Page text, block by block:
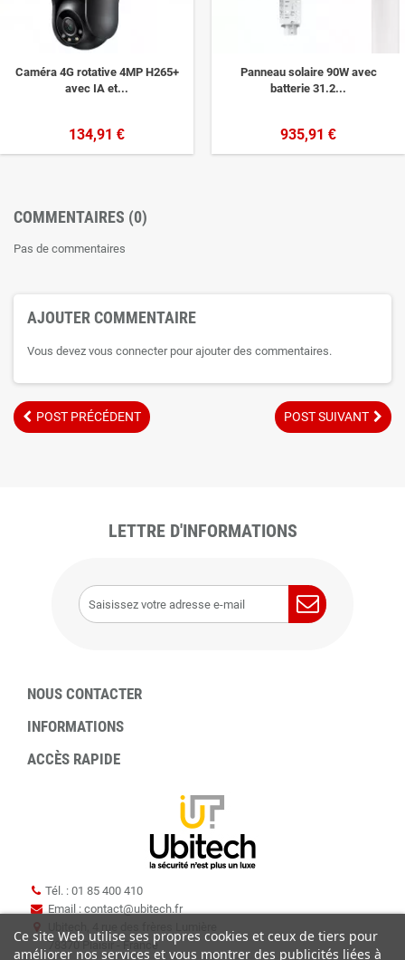
Caméra 4G rotative 4MP H265+
avec IA et...
134,91 €
Panneau solaire 90W avec
batterie 31.2...
935,91 €
COMMENTAIRES (0)
Pas de commentaires
AJOUTER COMMENTAIRE
Vous devez vous connecter pour ajouter des commentaires.
POST PRÉCÉDENT POST SUIVANT
LETTRE D'INFORMATIONS
NOUS CONTACTER
INFORMATIONS
ACCÈS RAPIDE
Tél. : 01 85 400 410
Email : contact@ubitech.fr
78370 Plaisir - France
Ce site Web utilise ses propres cookies et ceux de tiers pour
améliorer nos services et vous montrer des publicités liées à